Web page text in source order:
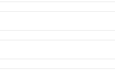
è meglio di niente. I
almeno 180 minuti al giorno
a modificare le